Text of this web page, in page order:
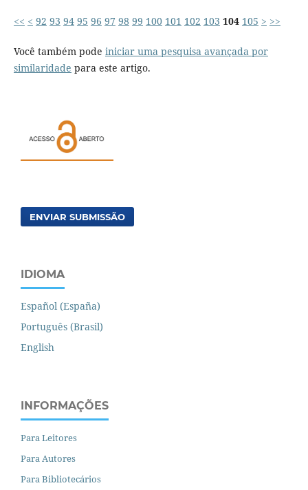
<< < 92 93 94 95 96 97 98 99 100 101 102 103 104 105 > >>
Você também pode iniciar uma pesquisa avançada por
similaridade para este artigo.
ENVIAR SUBMISSÃO
IDIOMA
Español (España)
Português (Brasil)
English
INFORMAÇÕES
Para Leitores
Para Autores
Para Bibliotecários